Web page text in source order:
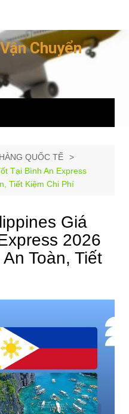
Chuyển
QUỐC TẾ
Tại Bình An Express
Tiết Kiệm Chi Phí
Giá
2026
Toàn, Tiết